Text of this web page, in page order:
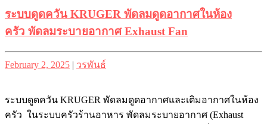
ระบบดูดควัน KRUGER พัดลมดูดอากาศในห้อง
ครัว พัดลมระบายอากาศ Exhaust Fan
Posted
on
February 2, 2025 | Posted
on
วรพันธ์
ระบบดูดควัน KRUGER พัดลมดูดอากาศและเติมอากาศในห้อง
ครัว ในระบบครัวร้านอาหาร พัดลมระบายอากาศ (Exhaust